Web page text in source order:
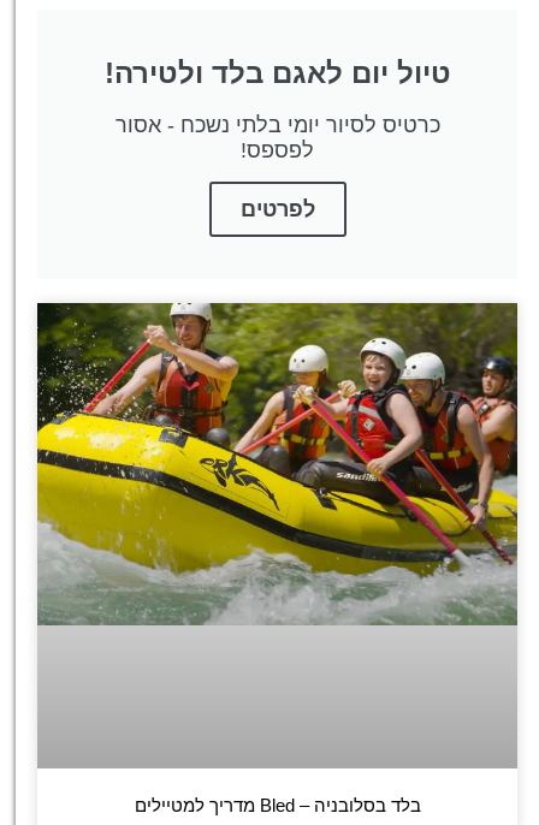
טיול יום לאגם בלד ולטירה!
כרטיס לסיור יומי בלתי נשכח - אסור
לפספס!
לפרטים
בלד בסלובניה – Bled מדריך למטיילים